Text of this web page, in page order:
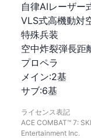
自律AIレーザー
VLS式高機動対
特殊兵装
空中炸裂弾長距
プロペラ
メイン:2基
サブ:6基
ライセンス表記
ACE COMBAT™ 7:
Entertainment Inc.